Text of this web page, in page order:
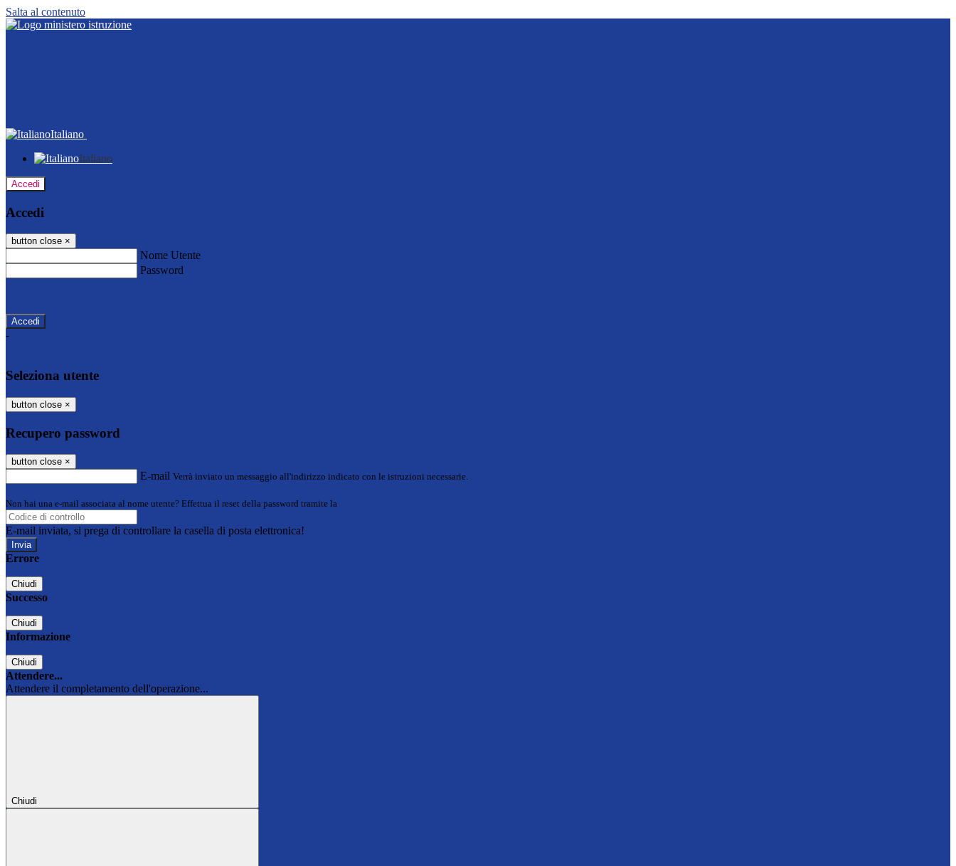
Salta al contenuto
Italiano
Italiano
Accedi
Accedi
button close ×
Nome Utente
Password
-
Seleziona utente
button close ×
Recupero password
button close ×
E-mail Verrà inviato un messaggio all'indirizzo indicato con le istruzioni necessarie.
Non hai una e-mail associata al nome utente? Effettua il reset della password tramite la
E-mail inviata, si prega di controllare la casella di posta elettronica!
Errore
Chiudi
Successo
Chiudi
Informazione
Chiudi
Attendere...
Attendere il completamento dell'operazione...
Chiudi